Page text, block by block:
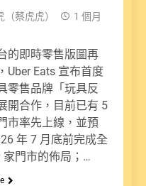
（蔡虎虎）
1 個月
的即時零售版圖再
Uber Eats 宣布首度
零售品牌「玩具反
開合作，目前已有 5
市率先上線，並預
年 7 月底前完成全
家門市的佈局；…